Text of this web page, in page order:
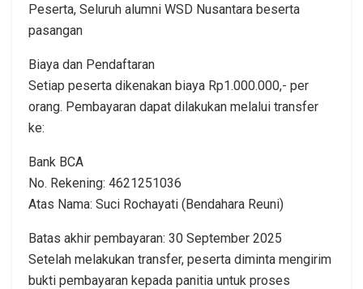
Peserta, Seluruh alumni WSD Nusantara beserta
pasangan
Biaya dan Pendaftaran
Setiap peserta dikenakan biaya Rp1.000.000,- per
orang. Pembayaran dapat dilakukan melalui transfer
ke:
Bank BCA
No. Rekening: 4621251036
Atas Nama: Suci Rochayati (Bendahara Reuni)
Batas akhir pembayaran: 30 September 2025
Setelah melakukan transfer, peserta diminta mengirim
bukti pembayaran kepada panitia untuk proses